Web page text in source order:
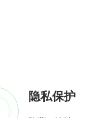
隐私保护